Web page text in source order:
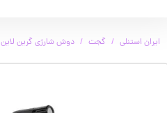
ایران استنلی گجت دوش شارژی گرین لاین ۸۰۰ | Green Lion Bidet Sprayer 800